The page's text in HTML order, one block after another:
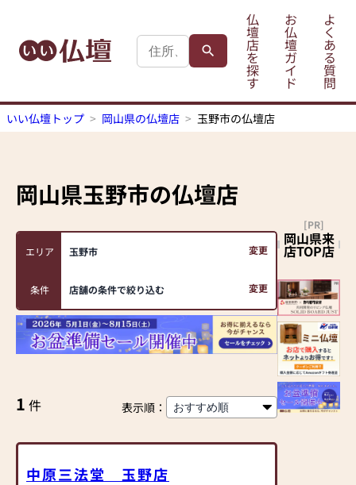
仏
壇
店
を
探
す
お
仏
壇
ガ
イ
ド
よ
く
あ
る
質
問
いい仏壇トップ 岡山県の仏壇店 玉野市の仏壇店
岡山県玉野市の仏壇店
エリア 玉野市 変更
条件 店舗の条件で絞り込む 変更
1 件 表示順：
中原三法堂 玉野店
岡山県来
店TOP店
[PR]